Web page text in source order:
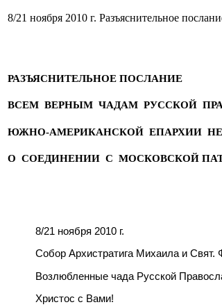
8/21 ноября 2010 г. Разъяснительное
РАЗЪЯСНИТЕЛЬНОЕ ПОСЛАНИЕ
ВСЕМ ВЕРНЫМ ЧАДАМ РУССКОЙ
ЮЖНО-АМЕРИКАНСКОЙ ЕПАРХИИ
О СОЕДИНЕНИИ С МОСКОВСКОЙ
8/21 ноября 2010 г.
Собор Архистратига Михаила и Свят.
Возлюбленные чада Русской
Христос с Вами!